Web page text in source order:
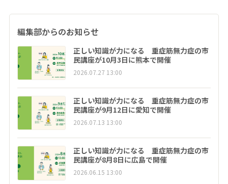
編集部からのお知らせ
正しい知識が力になる 重症筋無力症の市
民講座が10月3日に熊本で開催
2026.07.27 13:00
正しい知識が力になる 重症筋無力症の市
民講座が9月12日に愛知で開催
2026.07.13 13:00
正しい知識が力になる 重症筋無力症の市
民講座が8月8日に広島で開催
2026.06.15 13:00